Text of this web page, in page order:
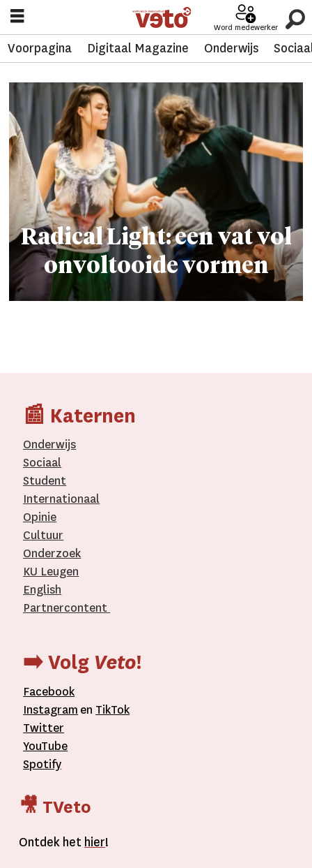
Word medewerker
Voorpagina Digitaal Magazine Onderwijs
Tag:
jonas
denduyver
Radical Light: een vat vol
onvoltooide vormen
📰 Katernen
Onderwijs
Sociaal
Student
Internationaal­
Opinie
Cultuur
Onderzoek
KU Leugen
English
Partnercontent
➡️ Volg Veto!
Facebook
Instagram en TikTok
Twitter
YouTube
Spotify
🎥 TVeto
Ontdek het hier!